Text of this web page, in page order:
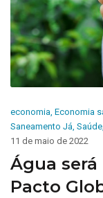
economia, Economia
Saneamento Já, Saúde
11 de maio de 2022
Água
Pacto